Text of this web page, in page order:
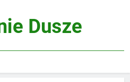
Dusze